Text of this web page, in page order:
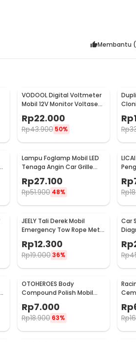
Soft High Absorption - H-40
Membantu (
VODOOL Digital Voltmeter
Mobil 12V Monitor Voltase
Rp22.000
Rp43.900 50%
Rp
Rp
Lampu Foglamp Mobil LED
Tenaga Angin Car Grille
XY044
Rp27.100
Rp51.900 48%
Rp
Rp
JEELY Tali Derek Mobil
Emergency Tow Rope Metal
Buckle U-Type 2.7M - JL30
Rp12.300
Rp19.000 36%
Car
Rp
Rp
OTOHEROES Body
Compound Polish Mobil
with Spons - YYC-508
Rp7.000
Rp18.900 63%
Rp
Rp